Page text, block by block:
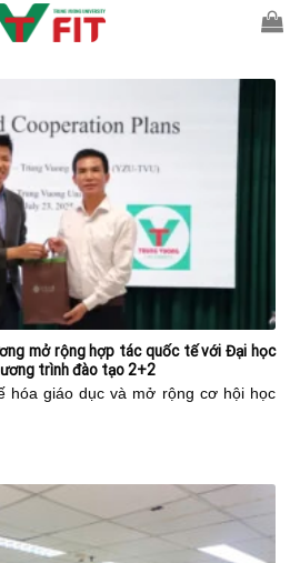
mở rộng hợp tác quốc tế với Đại học
trình đào tạo 2+2
hóa giáo dục và mở rộng cơ hội học